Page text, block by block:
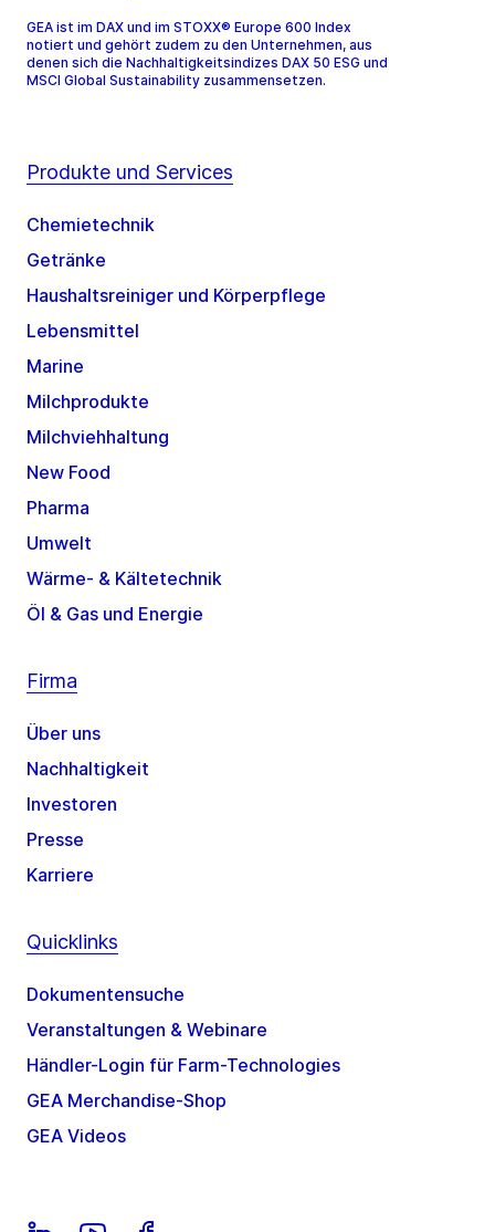
GEA ist im DAX und im STOXX® Europe 600 Index
notiert und gehört zudem zu den Unternehmen, aus
denen sich die Nachhaltigkeitsindizes DAX 50 ESG und
MSCI Global Sustainability zusammensetzen.
Produkte und Services
Chemietechnik
Getränke
Haushaltsreiniger und Körperpflege
Lebensmittel
Marine
Milchprodukte
Milchviehhaltung
New Food
Pharma
Umwelt
Wärme- & Kältetechnik
Öl & Gas und Energie
Firma
Über uns
Nachhaltigkeit
Investoren
Presse
Karriere
Quicklinks
Dokumentensuche
Veranstaltungen & Webinare
Händler-Login für Farm-Technologies
GEA Merchandise-Shop
GEA Videos